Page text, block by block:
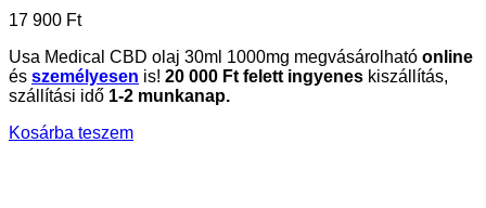
17 900 Ft
Usa Medical CBD olaj 30ml 1000mg megvásárolható online
és személyesen is! 20 000 Ft felett ingyenes kiszállítás,
szállítási idő 1-2 munkanap.
Kosárba teszem